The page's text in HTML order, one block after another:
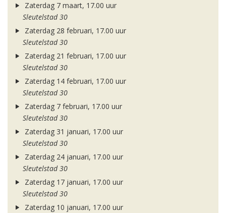
Zaterdag 7 maart, 17.00 uur
Sleutelstad 30
Zaterdag 28 februari, 17.00 uur
Sleutelstad 30
Zaterdag 21 februari, 17.00 uur
Sleutelstad 30
Zaterdag 14 februari, 17.00 uur
Sleutelstad 30
Zaterdag 7 februari, 17.00 uur
Sleutelstad 30
Zaterdag 31 januari, 17.00 uur
Sleutelstad 30
Zaterdag 24 januari, 17.00 uur
Sleutelstad 30
Zaterdag 17 januari, 17.00 uur
Sleutelstad 30
Zaterdag 10 januari, 17.00 uur